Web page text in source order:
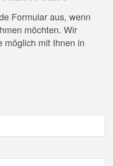
Formular aus, wenn
möchten. Wir
möglich mit Ihnen in